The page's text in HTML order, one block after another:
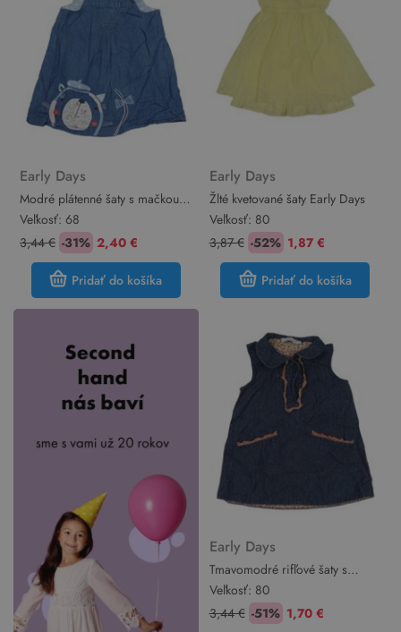
Early Days
Modré plátenné šaty s mačkou
Early Days
Veľkosť: 68
3,44 € -31% 2,40 €
Pridať do košíka
Early Days
Žlté kvetované šaty Early Days
Veľkosť: 80
3,87 € -52% 1,87 €
Pridať do košíka
Early Days
Tmavomodré rifľové šaty s
volánikmi a golierikom early
Veľkosť: 80
3,44 € -51% 1,70 €